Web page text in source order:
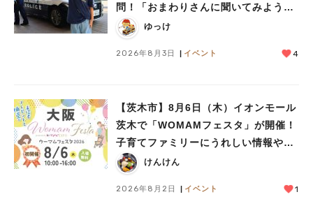
問！「おまわりさんに聞いてみよう」
に参加しました
ゆっけ
2026年8月3日 イベント 4
【茨木市】8月6日（木）イオンモール
茨木で「WOMAMフェスタ」が開催！
子育てファミリーにうれしい情報やプ
レゼントがいっぱい♪
けんけん
2026年8月2日 イベント 1